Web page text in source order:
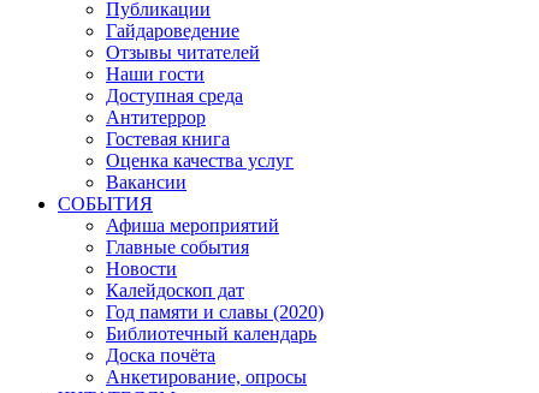
Публикации
Гайдароведение
Отзывы читателей
Наши гости
Доступная среда
Антитеррор
Гостевая книга
Оценка качества услуг
Вакансии
СОБЫТИЯ
Афиша мероприятий
Главные события
Новости
Калейдоскоп дат
Год памяти и славы (2020)
Библиотечный календарь
Доска почёта
Анкетирование, опросы